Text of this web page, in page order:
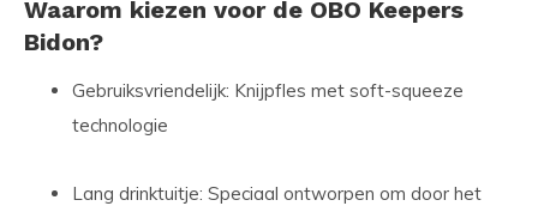
Waarom kiezen voor de OBO Keepers
Bidon?
Gebruiksvriendelijk: Knijpfles met soft-squeeze
technologie
Lang drinktuitje: Speciaal ontworpen om door het